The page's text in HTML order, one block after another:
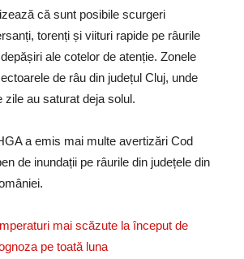
că sunt posibile scurgeri
torenți și viituri rapide pe râurile
ale cotelor de atenție. Zonele
de râu din județul Cluj, unde
zile au saturat deja solul.
a emis mai multe avertizări Cod
de inundații pe râurile din județele din
mai scăzute la început de
pe toată luna